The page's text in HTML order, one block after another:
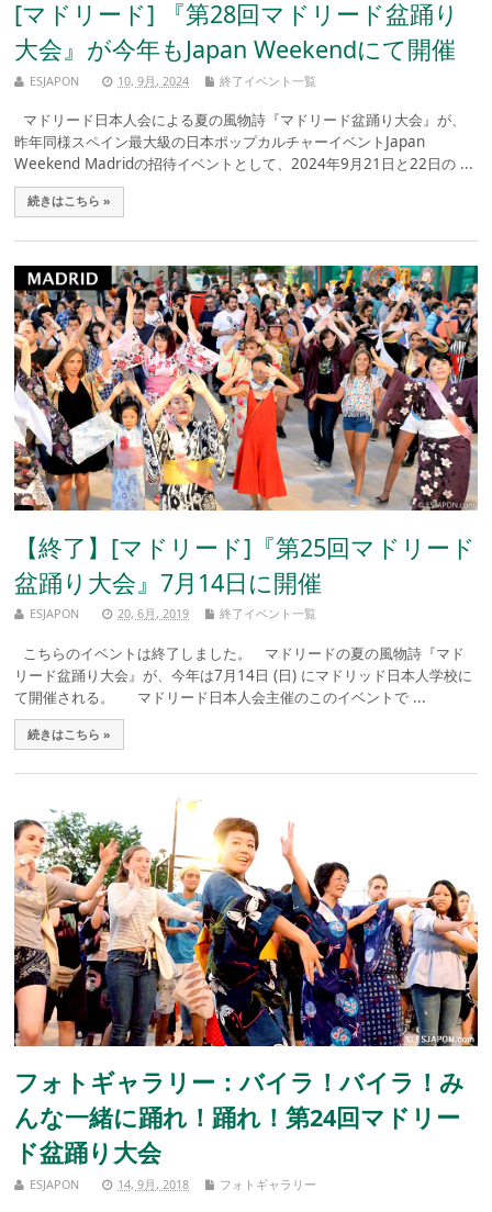
[マドリード] 『第28回マドリード盆踊り
大会』が今年もJapan Weekendにて開催
ESJAPON 10, 9月, 2024 終了イベント一覧
マドリード日本人会による夏の風物詩『マドリード盆踊り大会』が、
昨年同様スペイン最大級の日本ポップカルチャーイベントJapan
Weekend Madridの招待イベントとして、2024年9月21日と22日の ...
続きはこちら »
【終了】[マドリード]『第25回マドリード
盆踊り大会』7月14日に開催
ESJAPON 20, 6月, 2019 終了イベント一覧
こちらのイベントは終了しました。 マドリードの夏の風物詩『マド
リード盆踊り大会』が、今年は7月14日 (日) にマドリッド日本人学校に
て開催される。 マドリード日本人会主催のこのイベントで ...
続きはこちら »
フォトギャラリー：バイラ！バイラ！み
んな一緒に踊れ！踊れ！第24回マドリー
ド盆踊り大会
ESJAPON 14, 9月, 2018 フォトギャラリー